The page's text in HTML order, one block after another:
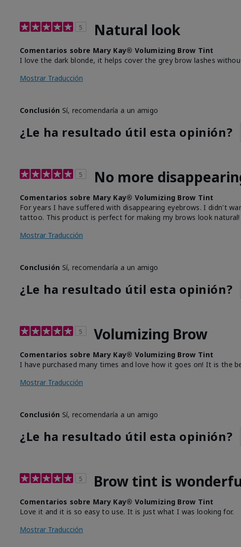
5 Natural look
Comentarios sobre Mary Kay® Volumizing Brow Tint
I love the dark blonde, it helps cover the grey brow lashes
Mostrar Traducción
Conclusión Sí, recomendaría a un amigo
¿Le ha resultado útil esta opinión?
5 No more
Comentarios sobre Mary Kay® Volumizing Brow Tint
For years I have suffered with disappearing eyebrows. I didn't
tattoo. This product is perfect for making my brows look natural!
Mostrar Traducción
Conclusión Sí, recomendaría a un amigo
¿Le ha resultado útil esta opinión?
5 Volumizing Brow
Comentarios sobre Mary Kay® Volumizing Brow Tint
I have purchased many times and love how it goes on! It is the
Mostrar Traducción
Conclusión Sí, recomendaría a un amigo
¿Le ha resultado útil esta opinión?
5 Brow tint is
Comentarios sobre Mary Kay® Volumizing Brow Tint
Love it and it is so easy to use. It is just what I was looking for.
Mostrar Traducción